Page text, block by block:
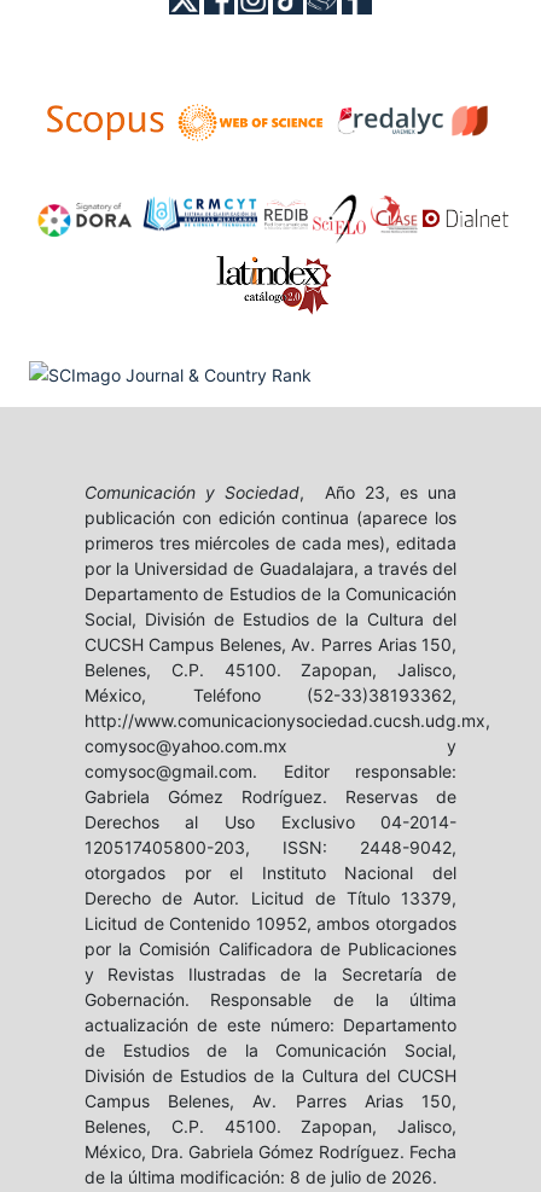
Comunicación y Sociedad, Año 23, es una
publicación con edición continua (aparece los
primeros tres miércoles de cada mes), editada
por la Universidad de Guadalajara, a través del
Departamento de Estudios de la Comunicación
Social, División de Estudios de la Cultura del
CUCSH Campus Belenes, Av. Parres Arias 150,
Belenes, C.P. 45100. Zapopan, Jalisco,
México, Teléfono (52-33)38193362,
http://www.comunicacionysociedad.cucsh.udg.mx,
comysoc@yahoo.com.mx y
comysoc@gmail.com. Editor responsable:
Gabriela Gómez Rodríguez. Reservas de
Derechos al Uso Exclusivo 04-2014-
120517405800-203, ISSN: 2448-9042,
otorgados por el Instituto Nacional del
Derecho de Autor. Licitud de Título 13379,
Licitud de Contenido 10952, ambos otorgados
por la Comisión Calificadora de Publicaciones
y Revistas Ilustradas de la Secretaría de
Gobernación. Responsable de la última
actualización de este número: Departamento
de Estudios de la Comunicación Social,
División de Estudios de la Cultura del CUCSH
Campus Belenes, Av. Parres Arias 150,
Belenes, C.P. 45100. Zapopan, Jalisco,
México, Dra. Gabriela Gómez Rodríguez. Fecha
de la última modificación: 8 de julio de 2026.